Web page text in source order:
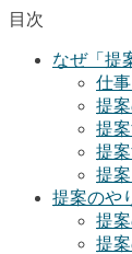
目次
なぜ「提
仕
提
提
提
提
提案のや
提
提